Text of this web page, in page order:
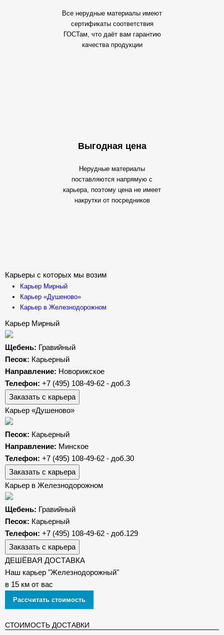
Все нерудные материалы имеют
сертификаты соответствия
ГОСТам, что даёт вам гарантию
качества продукции
Выгодная цена
Нерудные материалы
поставляются напрямую с
карьера, поэтому цена не имеет
накрутки от посредников
Карьеры с которых мы возим
Карьер Мирный
Карьер «Душеново»
Карьер в Железнодорожном
Карьер Мирный
Щебень: Гравийный
Песок: Карьерный
Направление: Новорижское
Телефон: +7 (495) 108-49-62 - доб.3
Заказать с карьера
Карьер «Душеново»
Песок: Карьерный
Направление: Минское
Телефон: +7 (495) 108-49-62 - доб.30
Заказать с карьера
Карьер в Железнодорожном
Щебень: Гравийный
Песок: Карьерный
Телефон: +7 (495) 108-49-62 - доб.129
Заказать с карьера
ДЕШЁВАЯ ДОСТАВКА
Наш карьер "Железнодорожный"
в 15 км от вас
Рассчитать стоимость
СТОИМОСТЬ ДОСТАВКИ